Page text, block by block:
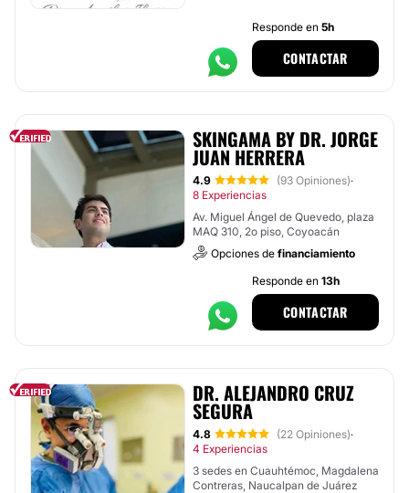
Responde en 5h
CONTACTAR
SKINGAMA BY DR. JORGE
JUAN HERRERA
4.9 (93 Opiniones)·
8 Experiencias
Av. Miguel Ángel de Quevedo, plaza
MAQ 310, 2o piso, Coyoacán
Opciones de financiamiento
Responde en 13h
CONTACTAR
DR. ALEJANDRO CRUZ
SEGURA
4.8 (22 Opiniones)·
4 Experiencias
3 sedes en Cuauhtémoc, Magdalena
Contreras, Naucalpan de Juárez